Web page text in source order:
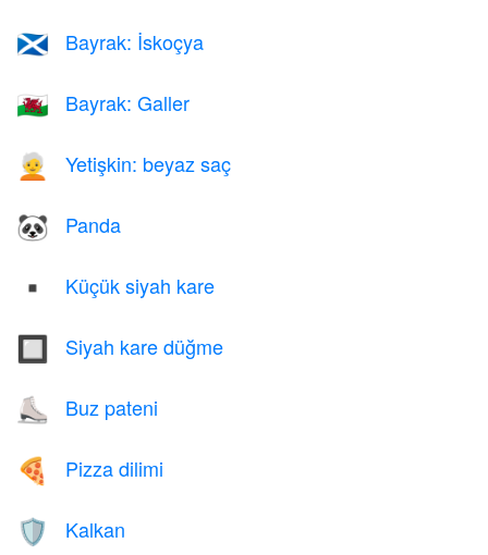
🏴󠁧󠁢󠁳󠁣󠁴󠁿 Bayrak: İskoçya
🏴󠁧󠁢󠁷󠁬󠁳󠁿 Bayrak: Galler
🧑‍🦳 Yetişkin: beyaz saç
🐼 Panda
▪️ Küçük siyah kare
🔲 Siyah kare düğme
⛸️ Buz pateni
🍕 Pizza dilimi
🛡️ Kalkan